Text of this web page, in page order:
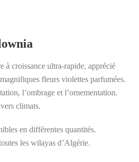
à croissance ultra-rapide, apprécié
fleurs violettes parfumées.
l’ombrage et l’ornementation.
climats.
en différentes quantités.
les wilayas d’Algérie.